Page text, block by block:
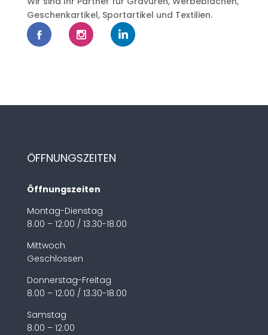
Geschenkartikel, Sportartikel und Textilien.
ÖFFNUNGSZEITEN
Öffnungszeiten
Montag-Dienstag
8.00 – 12:00 / 13.30-18.00
Mittwoch
Geschlossen
Donnerstag-Freitag
8.00 – 12:00 / 13.30-18.00
Samstag
8.00 – 12:00